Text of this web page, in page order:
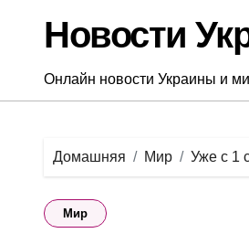
содержаниюНовости
Онлайн новости Украины и
Домашняя Мир Уже с 1
Мир